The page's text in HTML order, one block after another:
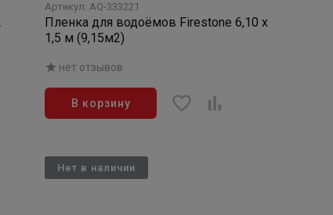
Артикул: AQ-333221
Пленка для водоёмов Firestone 6,10 х
1,5 м (9,15м2)
нет отзывов
В корзину
Нет в наличии